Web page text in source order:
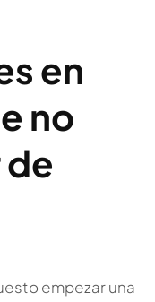
en
no
empezar una